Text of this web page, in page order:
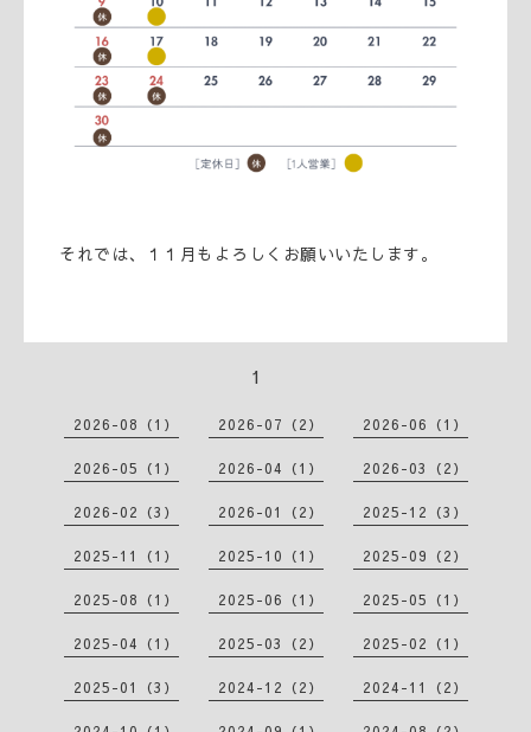
それでは、１１月もよろしくお願いいたします。
1
2026-08（1） 2026-07（2） 2026-06（1）
2026-05（1） 2026-04（1） 2026-03（2）
2026-02（3） 2026-01（2） 2025-12（3）
2025-11（1） 2025-10（1） 2025-09（2）
2025-08（1） 2025-06（1） 2025-05（1）
2025-04（1） 2025-03（2） 2025-02（1）
2025-01（3） 2024-12（2） 2024-11（2）